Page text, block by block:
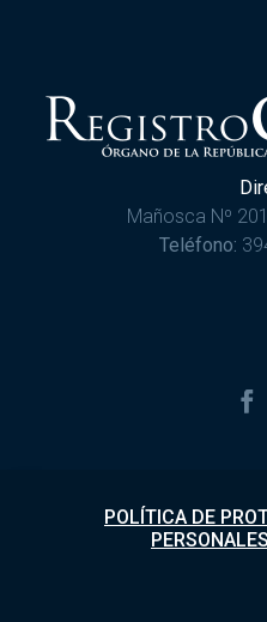
Mañosca Nº
Teléfono:
POLÍTICA DE
PERSONALES